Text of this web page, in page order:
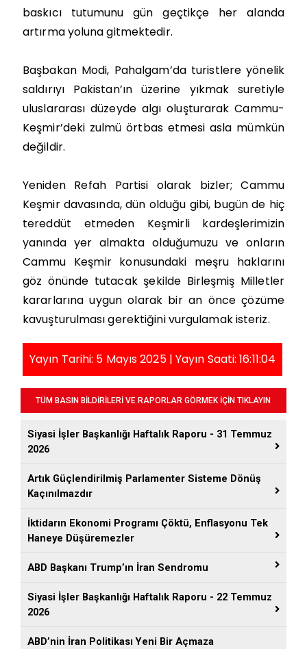
baskıcı tutumunu gün geçtikçe her alanda
artırma yoluna gitmektedir.
Başbakan Modi, Pahalgam’da turistlere yönelik
saldırıyı Pakistan’ın üzerine yıkmak suretiyle
uluslararası düzeyde algı oluşturarak Cammu-
Keşmir’deki zulmü örtbas etmesi asla mümkün
değildir.
Yeniden Refah Partisi olarak bizler; Cammu
Keşmir davasında, dün olduğu gibi, bugün de hiç
tereddüt etmeden Keşmirli kardeşlerimizin
yanında yer almakta olduğumuzu ve onların
Cammu Keşmir konusundaki meşru haklarını
göz önünde tutacak şekilde Birleşmiş Milletler
kararlarına uygun olarak bir an önce çözüme
kavuşturulması gerektiğini vurgulamak isteriz.
Yayın Tarihi: 5 Mayıs 2025 | Yayın Saati: 16:11:04
TÜM BASIN BİLDİRİLERİ VE RAPORLAR GÖRMEK İÇİN TIKLAYIN
Siyasi İşler Başkanlığı Haftalık Raporu - 31 Temmuz
2026
Artık Güçlendirilmiş Parlamenter Sisteme Dönüş
Kaçınılmazdır
İktidarın Ekonomi Programı Çöktü, Enflasyonu Tek
Haneye Düşüremezler
ABD Başkanı Trump’ın İran Sendromu
Siyasi İşler Başkanlığı Haftalık Raporu - 22 Temmuz
2026
ABD’nin İran Politikası Yeni Bir Açmaza